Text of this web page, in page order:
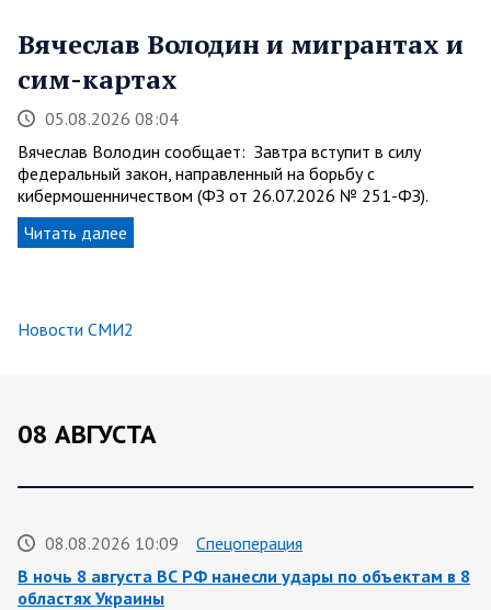
Вячеслав Володин и мигрантах и
сим-картах
05.08.2026 08:04
Вячеслав Володин сообщает: Завтра вступит в силу
федеральный закон, направленный на борьбу с
кибермошенничеством (ФЗ от 26.07.2026 № 251-ФЗ).
Читать далее
Новости СМИ2
08 АВГУСТА
08.08.2026 10:09
Спецоперация
В ночь 8 августа ВС РФ нанесли удары по объектам в 8
областях Украины